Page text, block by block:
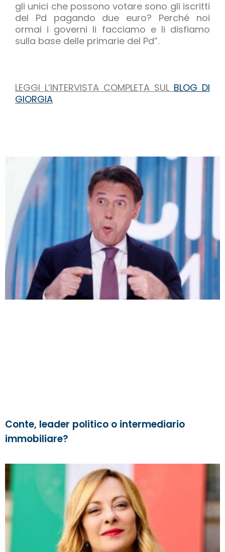
gli unici che possono votare sono gli iscritti
del Pd pagando due euro? Perché noi
ormai i governi li facciamo e li disfiamo
sulla base delle primarie del Pd”.
LEGGI L’INTERVISTA COMPLETA SUL BLOG DI
GIORGIA
Conte, leader politico o intermediario
immobiliare?